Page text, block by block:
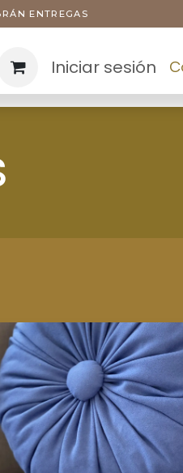
ENTREGAS
Iniciar sesión